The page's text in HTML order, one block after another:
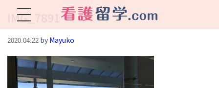
看護留学.com
IMG_7891
2020.04.22 by Mayuko